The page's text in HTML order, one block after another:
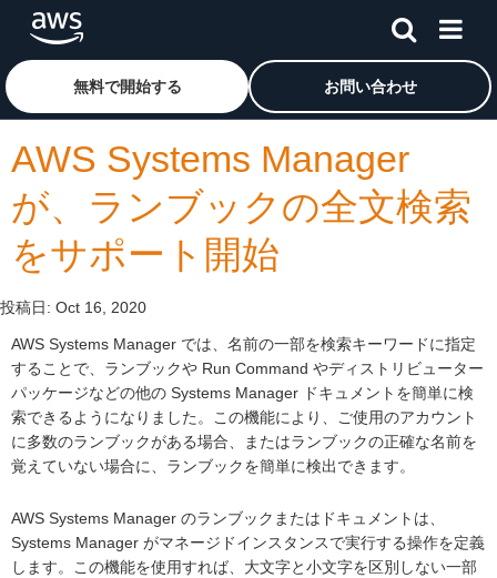
メインコンテンツに移動
アマゾン ウェブ サービスのホームページに戻るには、こ
無料で開始する お問い合わせ
AWS Systems Manager
が、ランブックの全文検索
をサポート開始
投稿日: Oct 16, 2020
AWS Systems Manager では、名前の一部を検索キーワードに指定
することで、ランブックや Run Command やディストリビューター
パッケージなどの他の Systems Manager ドキュメントを簡単に検
索できるようになりました。この機能により、ご使用のアカウント
に多数のランブックがある場合、またはランブックの正確な名前を
覚えていない場合に、ランブックを簡単に検出できます。
AWS Systems Manager のランブックまたはドキュメントは、
Systems Manager がマネージドインスタンスで実行する操作を定義
します。この機能を使用すれば、大文字と小文字を区別しない一部